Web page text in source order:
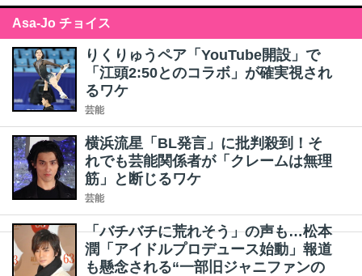
Asa-Jo チョイス
りくりゅうペア「YouTube開設」で
「江頭2:50とのコラボ」が確実視され
るワケ
芸能
横浜流星「BL発言」に批判殺到！そ
れでも芸能関係者が「クレームは無理
筋」と断じるワケ
芸能
「バチバチに荒れそう」の声も…松本
潤「アイドルプロデュース始動」報道
も懸念される“一部旧ジャニファンの